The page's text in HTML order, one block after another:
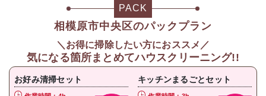
PACK
相模原市中央区のパックプラン
＼お得に掃除したい方におススメ／
気になる箇所まとめてハウスクリーニング!!
お好み清掃セット キッチンまるごとセット